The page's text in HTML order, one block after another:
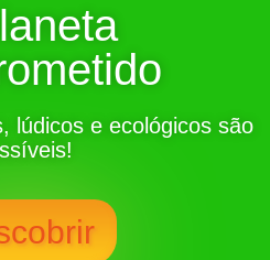
lúdicos e ecológicos são